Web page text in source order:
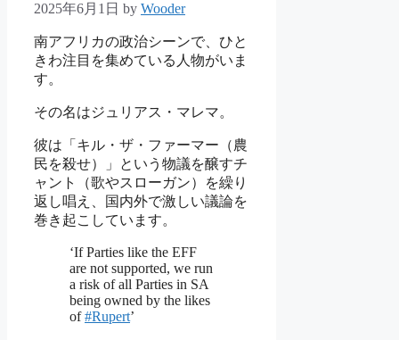
2025年6月1日 by Wooder
南アフリカの政治シーンで、ひと
きわ注目を集めている人物がいま
す。
その名はジュリアス・マレマ。
彼は「キル・ザ・ファーマー（農
民を殺せ）」という物議を醸すチ
ャント（歌やスローガン）を繰り
返し唱え、国内外で激しい議論を
巻き起こしています。
‘If Parties like the EFF
are not supported, we run
a risk of all Parties in SA
being owned by the likes
of#Rupert’